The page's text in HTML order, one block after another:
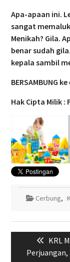
Apa-apaan ini.
sangat
Menikah? Gila.
benar sudah
kepala sambil
BERSAMBUNG
Hak Cipta Milik :
Cerbung,
Navigasi
post:
KRL
Perjuangan,